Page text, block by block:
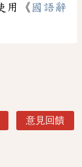
用《 國語辭
意見回饋